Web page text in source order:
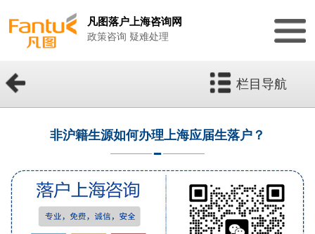
凡图落户上海咨询网
政策咨询 疑难处理
栏目导航
非沪籍生源如何办理上海应届生落户？